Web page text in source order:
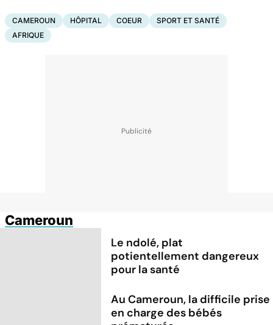
CAMEROUN HÔPITAL COEUR
SPORT ET SANTÉ
AFRIQUE
Cameroun
Le ndolé, plat
potientellement dangereux
pour la santé
Au Cameroun, la difficile prise
en charge des bébés